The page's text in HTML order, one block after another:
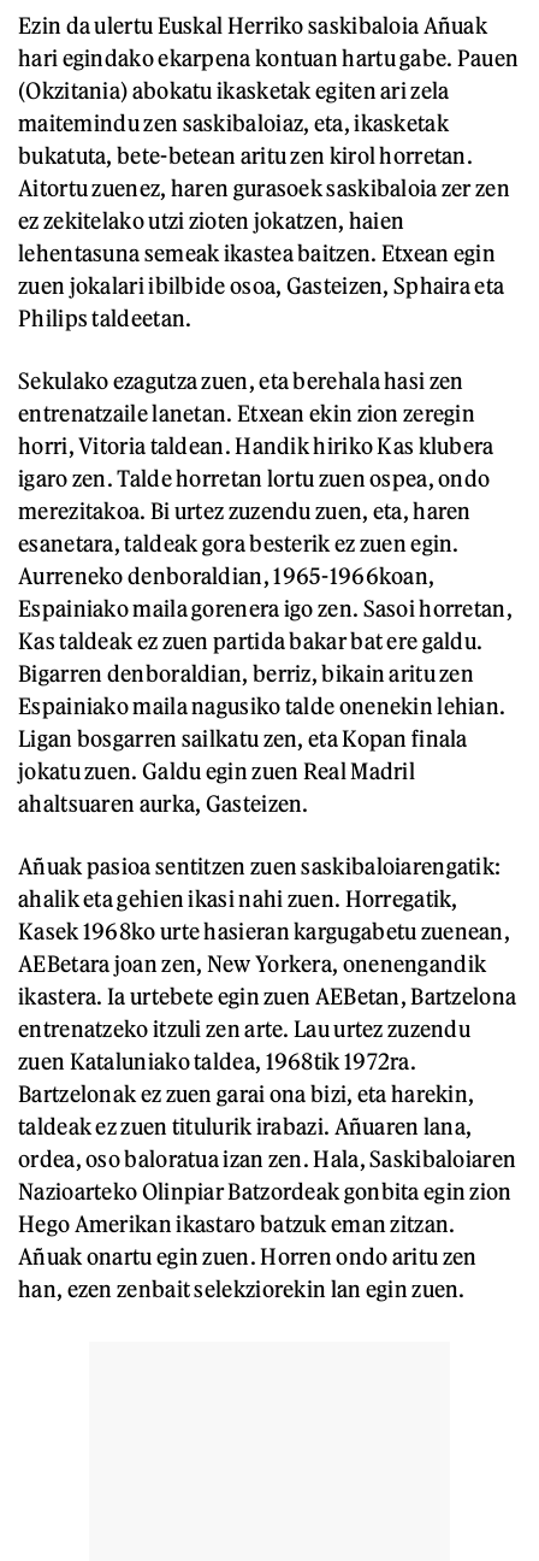
Ezin da ulertu Euskal Herriko saskibaloia Añuak
hari egindako ekarpena kontuan hartu gabe. Pauen
(Okzitania) abokatu ikasketak egiten ari zela
maitemindu zen saskibaloiaz, eta, ikasketak
bukatuta, bete-betean aritu zen kirol horretan.
Aitortu zuenez, haren gurasoek saskibaloia zer zen
ez zekitelako utzi zioten jokatzen, haien
lehentasuna semeak ikastea baitzen. Etxean egin
zuen jokalari ibilbide osoa, Gasteizen, Sphaira eta
Philips taldeetan.
Sekulako ezagutza zuen, eta berehala hasi zen
entrenatzaile lanetan. Etxean ekin zion zeregin
horri, Vitoria taldean. Handik hiriko Kas klubera
igaro zen. Talde horretan lortu zuen ospea, ondo
merezitakoa. Bi urtez zuzendu zuen, eta, haren
esanetara, taldeak gora besterik ez zuen egin.
Aurreneko denboraldian, 1965-1966koan,
Espainiako maila gorenera igo zen. Sasoi horretan,
Kas taldeak ez zuen partida bakar bat ere galdu.
Bigarren denboraldian, berriz, bikain aritu zen
Espainiako maila nagusiko talde onenekin lehian.
Ligan bosgarren sailkatu zen, eta Kopan finala
jokatu zuen. Galdu egin zuen Real Madril
ahaltsuaren aurka, Gasteizen.
Añuak pasioa sentitzen zuen saskibaloiarengatik:
ahalik eta gehien ikasi nahi zuen. Horregatik,
Kasek 1968ko urte hasieran kargugabetu zuenean,
AEBetara joan zen, New Yorkera, onenengandik
ikastera. Ia urtebete egin zuen AEBetan, Bartzelona
entrenatzeko itzuli zen arte. Lau urtez zuzendu
zuen Kataluniako taldea, 1968tik 1972ra.
Bartzelonak ez zuen garai ona bizi, eta harekin,
taldeak ez zuen titulurik irabazi. Añuaren lana,
ordea, oso baloratua izan zen. Hala, Saskibaloiaren
Nazioarteko Olinpiar Batzordeak gonbita egin zion
Hego Amerikan ikastaro batzuk eman zitzan.
Añuak onartu egin zuen. Horren ondo aritu zen
han, ezen zenbait selekziorekin lan egin zuen.